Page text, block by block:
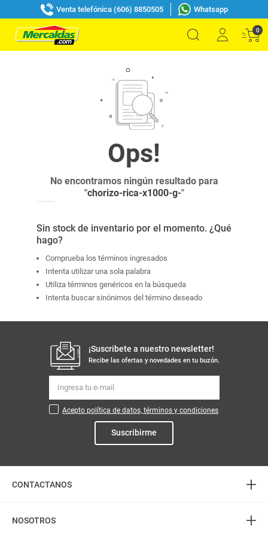
Venta telefónica (606) 8850505 Whatsapp
0
No encontramos ningún resultado para
"chorizo-rica-x1000-g-"
Sin stock de inventario por el momento. ¿Qué
hago?
Comprueba los términos ingresados
Intenta utilizar una sola palabra
Utiliza términos genéricos en la búsqueda
Intenta buscar sinónimos del término deseado
¡Suscribete a nuestro newsletter!
Recibe las ofertas y novedades en tu buzón.
Acepto política de datos, términos y condiciones
Suscribirme
CONTACTANOS +
Atención telefónica
NOSOTROS +